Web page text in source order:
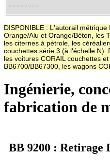
DISPONIBLE : L'autorail
Orange/Alu et Orange/Béton, les
les citernes à pétrole, les
couchettes série 3 (à l'échelle N).
les voitures CORAIL couchettes
BB6700/BB67300, les wagons
Ingénierie,
fabrication de
BB 9200 : Retirage